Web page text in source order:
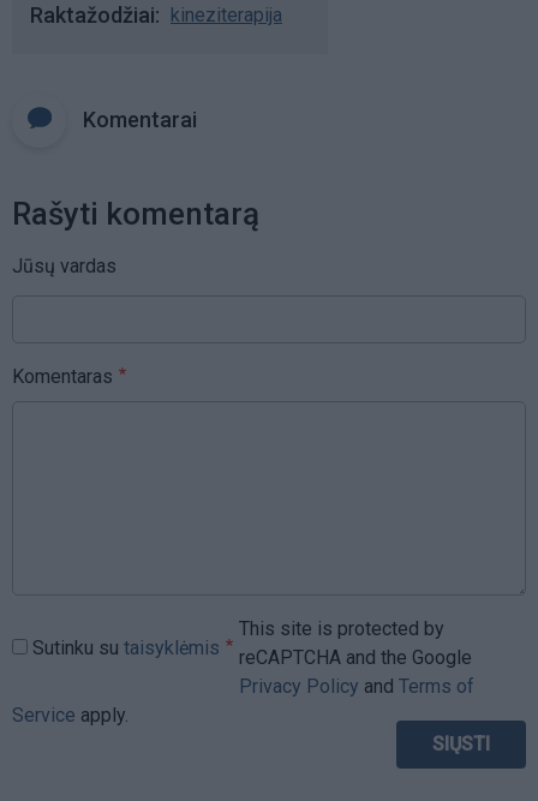
Raktažodžiai kineziterapija
Komentarai
Rašyti komentarą
Jūsų vardas
Komentaras
Sutinku su taisyklėmis
This site is protected by
reCAPTCHA and the Google
Privacy Policy and Terms of
Service apply.